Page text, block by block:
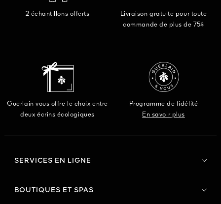
2 échantillons offerts
Livraison gratuite pour toute
commande de plus de 75$
Guerlain vous offre le choix entre
deux écrins écologiques
Programme de fidélité
En savoir plus
SERVICES EN LIGNE
BOUTIQUES ET SPAS